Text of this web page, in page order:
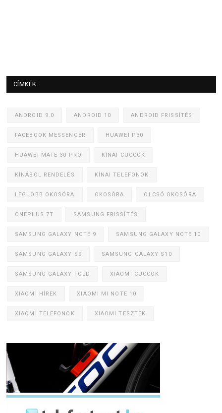
CÍMKÉK
ANDROID 9.0 ANDROID 10 ANDROID FRISSÍTÉS
FACEBOOK MESSENGER HUAWEI P30
HUAWEI MATE 30 PRO KÍNAI CUCCOK
KÍNÁBÓL RENDELÉS KÍNAI TELEFONOK
LEGJOBB OKOSÓRA OKOSÓRA OLCSÓ OKOSÓRA
ONEPLUS 7T SAMSUNG FRISSÍTÉS
SAMSUNG GALAXY NOTE 9 SAMSUNG GALAXY NOTE 10
SAMSUNG GALAXY S9 SAMSUNG GALAXY S10
SAMSUNG GALAXY FOLD XIAOMI CUCCOK
XIAOMI HÍREK XIAOMI MI NOTE 10
XIAOMI TELEFONOK XIAOMI TESZTEK